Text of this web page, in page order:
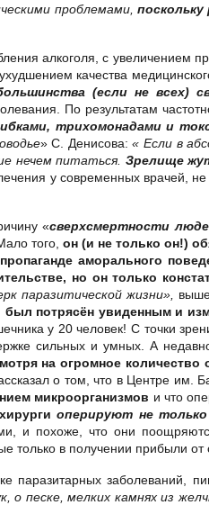
проблемами,
алкоголя, с увеличением
качества
(если не всех)
По результатам
трихомонадами и
» С. Денисова: « Если в
нечем питаться. Зрелище
у современных врачей,
«сверхсмертности
того, он (и не только он!)
аморального
но он только
паразитической жизни»,
был потрясён увиденным и
у 20 человек! С точки
сильных и умных. А
на огромное
о том, что в Центре им.
микроорганизмов и что
оперируют не только
и похоже, что они
в получении прибыли от
паразитарных заболеваний,
песке, мелких камнях из